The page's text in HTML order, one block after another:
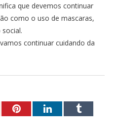
que devemos continuar
como o uso de mascaras,
continuar cuidando da
PinterestLinkedInTumblr